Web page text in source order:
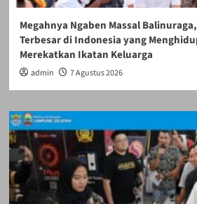
Megahnya Ngaben Massal
Terbesar di Indonesia yang
Merekatkan Ikatan Keluarga
admin 7 Agustus 2026